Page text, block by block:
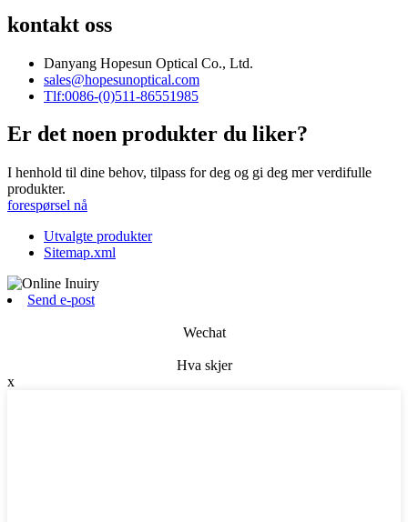
kontakt oss
Danyang Hopesun Optical Co., Ltd.
sales@hopesunoptical.com
Tlf:0086-(0)511-86551985
Er det noen produkter du liker?
I henhold til dine behov, tilpass for deg og gi deg mer verdifulle
produkter.
forespørsel nå
Utvalgte produkter
Sitemap.xml
Send e-post
Wechat
Hva skjer
x